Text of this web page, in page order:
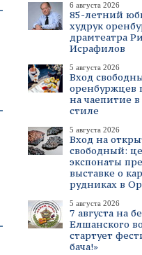
6 августа 2026
85-летний
худрук
драмтеатра
Исрафилов
5 августа 2026
Вход
оренбуржцев
на чаепитие в
стиле
5 августа 2026
Вход на
свободный:
экспонаты
выставке о
рудниках в
5 августа 2026
7 августа на
Елшанского
стартует
бача!»